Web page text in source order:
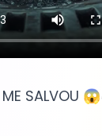
SALVOU